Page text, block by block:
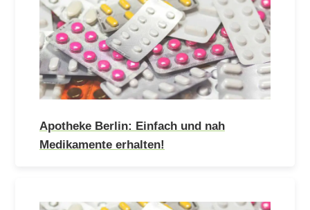
Apotheke Berlin: Einfach und nah
Medikamente erhalten!